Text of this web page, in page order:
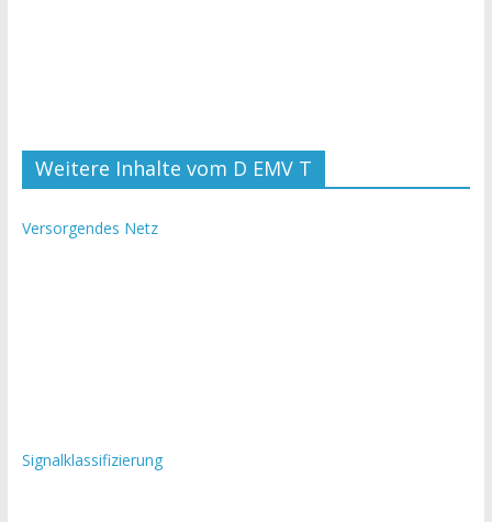
Weitere Inhalte vom D EMV T
Versorgendes Netz
Signalklassifizierung